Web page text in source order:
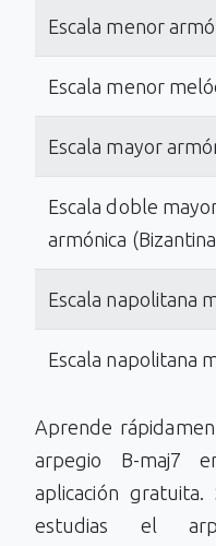
Escala menor
Escala menor
Escala mayor
Escala doble
armónica
Escala napolitana
Escala napolitana
Aprende
arpegio B-maj7
aplicación
estudias el